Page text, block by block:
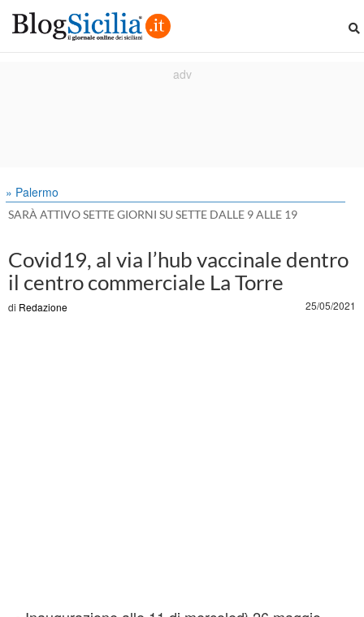
» Palermo
SARÀ ATTIVO SETTE GIORNI SU SETTE DALLE 9 ALLE 19
Covid19, al via l’hub vaccinale dentro
il centro commerciale La Torre
di Redazione 25/05/2021